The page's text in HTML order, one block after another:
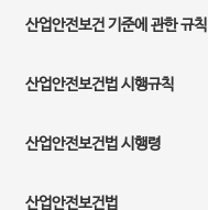
산업안전보건 기준에 관한 규칙
산업안전보건법 시행규칙
산업안전보건법 시행령
산업안전보건법